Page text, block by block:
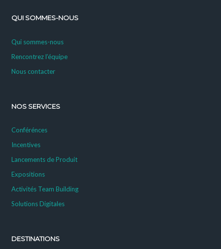
QUI SOMMES-NOUS
Qui sommes-nous
Rencontrez l’équipe
Nous contacter
NOS SERVICES
Conférénces
Incentives
Lancements de Produit
Expositions
Activités Team Building
Solutions Digitales
DESTINATIONS